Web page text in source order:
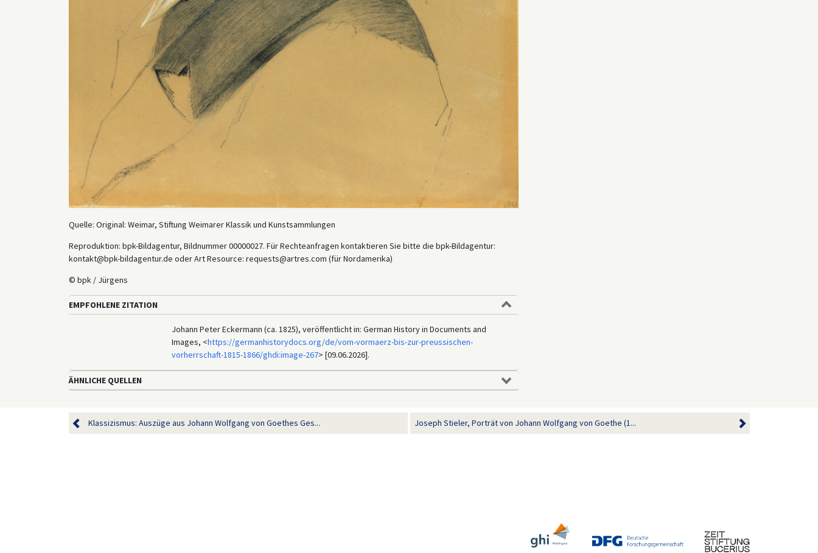
Quelle: Original: Weimar, Stiftung Weimarer Klassik und Kunstsammlungen
Reproduktion: bpk-Bildagentur, Bildnummer 00000027. Für Rechteanfragen kontaktieren Sie bitte die bpk-Bildagentur:
kontakt@bpk-bildagentur.de oder Art Resource: requests@artres.com (für Nordamerika)
© bpk / Jürgens
EMPFOHLENE ZITATION
Johann Peter Eckermann (ca. 1825), veröffentlicht in: German History in Documents and
Images, <https://germanhistorydocs.org/de/vom-vormaerz-bis-zur-preussischen-
vorherrschaft-1815-1866/ghdi:image-267> [09.06.2026].
ÄHNLICHE QUELLEN
Klassizismus: Auszüge aus Johann Wolfgang von Goethes Ges... Joseph Stieler, Porträt von Johann Wolfgang von Goethe (1...